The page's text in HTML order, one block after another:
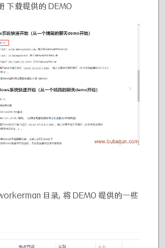
下载提供的 DEMO
目录, 将 DEMO 提供的一些